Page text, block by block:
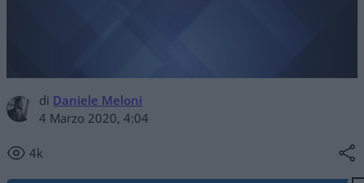
di Daniele Meloni
4 Marzo 2020, 4:04
4k